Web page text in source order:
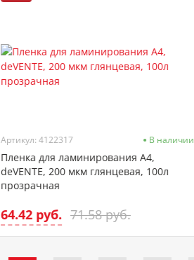
Артикул: 4122317 В наличии
Пленка для ламинирования А4,
deVENTE, 200 мкм глянцевая, 100л
прозрачная
64.42 руб. 71.58 руб.